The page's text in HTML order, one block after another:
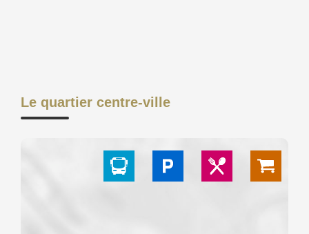
Le quartier centre-ville